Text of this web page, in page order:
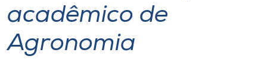
Portal de Ensino
acadêmico de
Agronomia